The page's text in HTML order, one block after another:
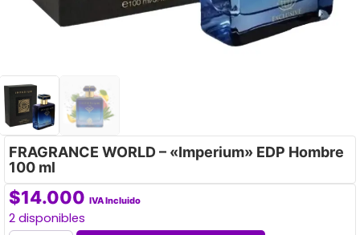
FRAGRANCE WORLD – «Imperium» EDP Hombre
100 ml
$14.000 IVA Incluido
2 disponibles